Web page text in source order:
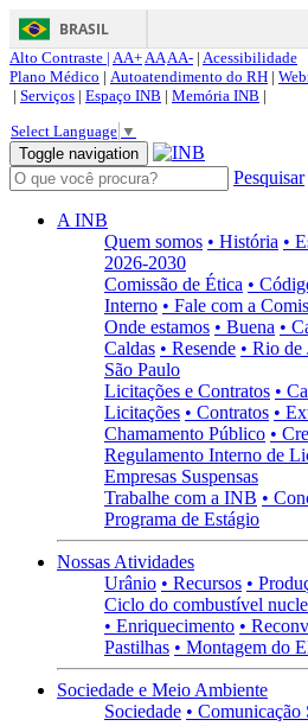
BRASIL
Alto Contraste | AA+AAAA- | Acessibilidade
Plano Médico | Autoatendimento do RH |
| Serviços | Espaço INB | Memória INB |
Select Language ▼
Toggle navigation
Pesquisar
A INB
Quem somos • História •
2026-2030
Comissão de Ética •
Interno • Fale com a
Onde estamos • Buena •
Caldas • Resende • Rio de
São Paulo
Licitações e Contratos •
Licitações • Contratos •
Chamamento Público •
Regulamento Interno de
Empresas Suspensas
Trabalhe com a INB •
Programa de Estágio
Nossas Atividades
Urânio • Recursos •
Ciclo do combustível
• Enriquecimento •
Pastilhas • Montagem do
Sociedade e Meio Ambiente
Sociedade • Comunicação